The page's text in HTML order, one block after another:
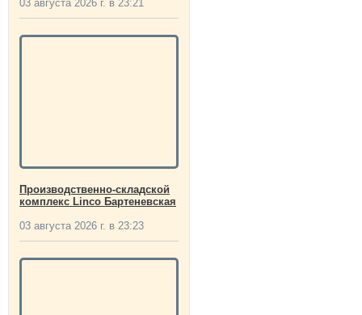
03 августа 2026 г. в 23:21
Производственно-складской
комплекс Linco Бартеневская
03 августа 2026 г. в 23:23